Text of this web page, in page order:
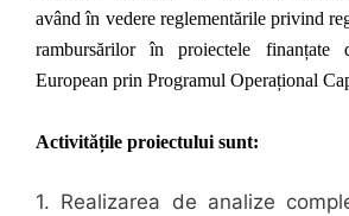
având în vedere reglementările privind
rambursărilor în proiectele finanțate
European prin Programul Operațional
Activitățile proiectului sunt:
1. Realizarea de analize